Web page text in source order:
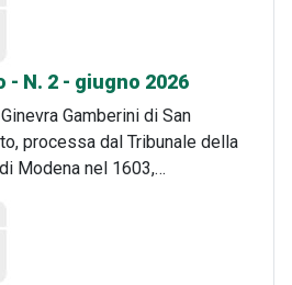
- N. 2 - giugno 2026
Gamberini di San
processa dal Tribunale della
Modena nel 1603,…